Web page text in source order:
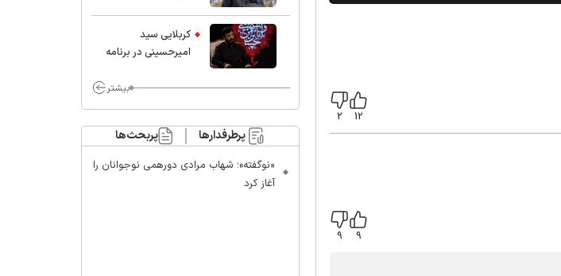
12
2
9
9
کربلایی سید
امیر‌حسینی در برنامه
محسن چاوشی چه
مراقب ماست/ مردم
دهن تفرقه افکنان بزنند
بیشتر
پرطرفدارها پربحث‌ها
«نوگفته»؛ شهاب مرادی دورهمی نوجوانان را
آغاز کرد